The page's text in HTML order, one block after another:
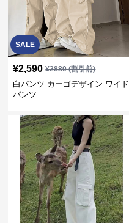
SALE
¥2,590 ¥2880(割引前)
白パンツ カーゴデザイン ワイド
パンツ